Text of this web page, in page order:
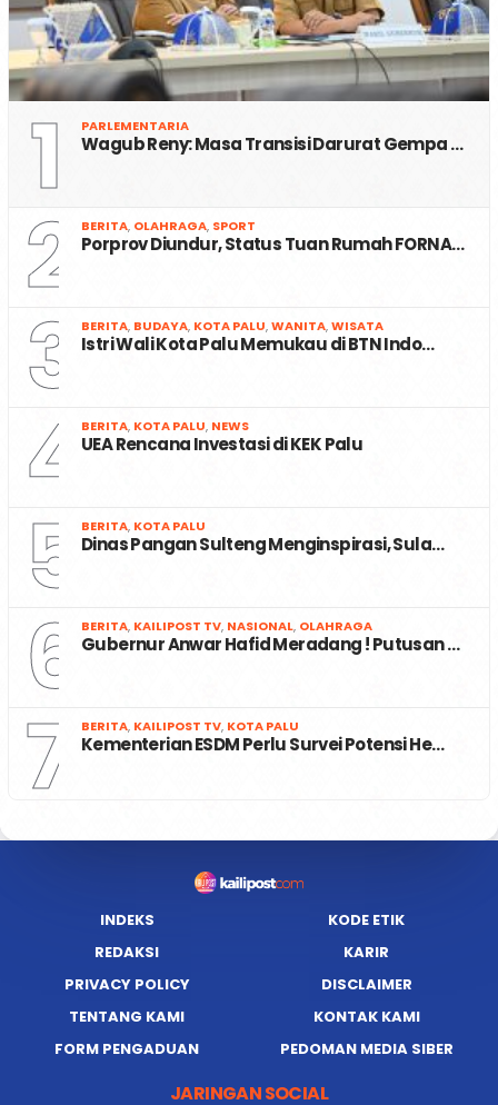
1 PARLEMENTARIA
Wagub Reny: Masa Transisi Darurat Gempa …
2 BERITA, OLAHRAGA, SPORT
Porprov Diundur, Status Tuan Rumah FORNA…
3 BERITA, BUDAYA, KOTA PALU,WANITA,WISATA
Istri Wali Kota Palu Memukau di BTN Indo…
4 BERITA, KOTA PALU, NEWS
UEA Rencana Investasi di KEK Palu
5 BERITA, KOTA PALU
Dinas Pangan Sulteng Menginspirasi, Sula…
6 BERITA, KAILIPOST TV, NASIONAL, OLAHRAGA
Gubernur Anwar Hafid Meradang ! Putusan …
7 BERITA, KAILIPOST TV, KOTA PALU
Kementerian ESDM Perlu Survei Potensi He…
INDEKS
KODE ETIK
REDAKSI
KARIR
PRIVACY POLICY
DISCLAIMER
TENTANG KAMI
KONTAK KAMI
FORM PENGADUAN
PEDOMAN MEDIA SIBER
JARINGAN SOCIAL